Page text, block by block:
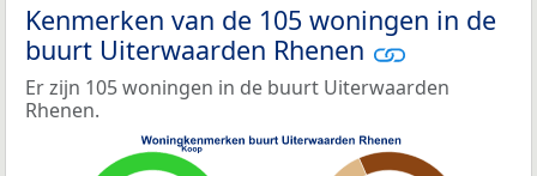
Kenmerken van de 105 woningen in de
buurt Uiterwaarden Rhenen
Er zijn 105 woningen in de buurt Uiterwaarden
Rhenen.